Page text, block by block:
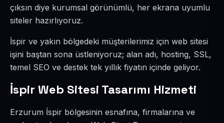
çıksın diye kurumsal görünümlü, her ekrana uyumlu
siteler hazırlıyoruz.
İspir ve yakın bölgedeki müşterilerimiz için web sitesi
işini baştan sona üstleniyoruz; alan adı, hosting, SSL,
temel SEO ve destek tek yıllık fiyatın içinde geliyor.
İspir Web Sitesi Tasarımı Hizmeti
Erzurum İspir bölgesinin esnafına, firmalarına ve